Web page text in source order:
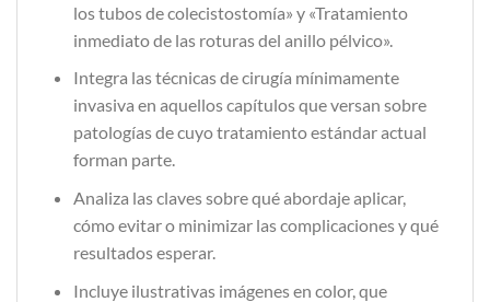
los tubos de colecistostomía» y «Tratamiento
inmediato de las roturas del anillo pélvico».
Integra las técnicas de cirugía mínimamente
invasiva en aquellos capítulos que versan sobre
patologías de cuyo tratamiento estándar actual
forman parte.
Analiza las claves sobre qué abordaje aplicar,
cómo evitar o minimizar las complicaciones y qué
resultados esperar.
Incluye ilustrativas imágenes en color, que